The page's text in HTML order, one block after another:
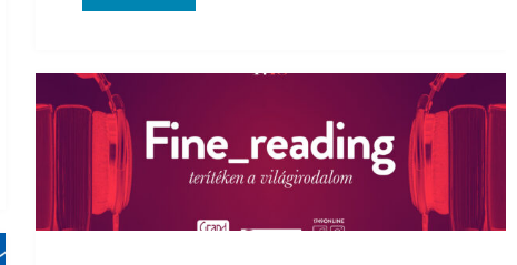
Our
PhD
student,
Hanan